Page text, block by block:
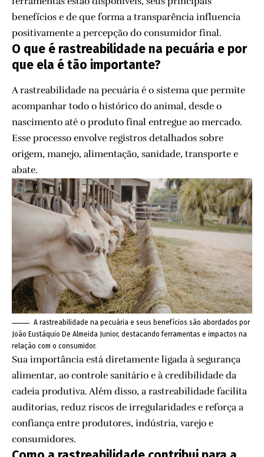
benefícios e de que forma a transparência influencia
positivamente a percepção do consumidor final.
O que é rastreabilidade na pecuária e por
que ela é tão importante?
A rastreabilidade na pecuária é o sistema que permite
acompanhar todo o histórico do animal, desde o
nascimento até o produto final entregue ao mercado.
Esse processo envolve registros detalhados sobre
origem, manejo, alimentação, sanidade, transporte e
abate.
A rastreabilidade na pecuária e seus benefícios são abordados por
João Eustáquio De Almeida Junior, destacando ferramentas e impactos na
relação com o consumidor.
Sua importância está diretamente ligada à segurança
alimentar, ao controle sanitário e à credibilidade da
cadeia produtiva. Além disso, a rastreabilidade facilita
auditorias, reduz riscos de irregularidades e reforça a
confiança entre produtores, indústria, varejo e
consumidores.